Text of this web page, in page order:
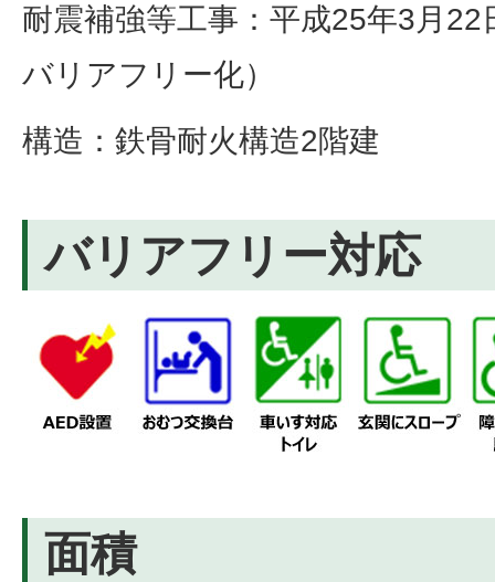
耐震補強等工事：平成25年3月
バリアフリー化）
構造：鉄骨耐火構造2階建
バリアフリー対応
面積